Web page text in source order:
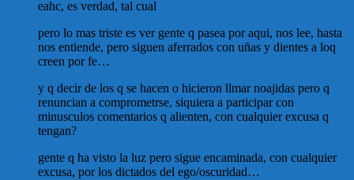
eahc, es verdad, tal cual
pero lo mas triste es ver gente q pasea por aqui, nos lee, hasta
nos entiende, pero siguen aferrados con uñas y dientes a loq
creen por fe…
y q decir de los q se hacen o hicieron llmar noajidas pero q
renuncian a comprometrse, siquiera a participar con
minusculos comentarios q alienten, con cualquier excusa q
tengan?
gente q ha visto la luz pero sigue encaminada, con cualquier
excusa, por los dictados del ego/oscuridad…